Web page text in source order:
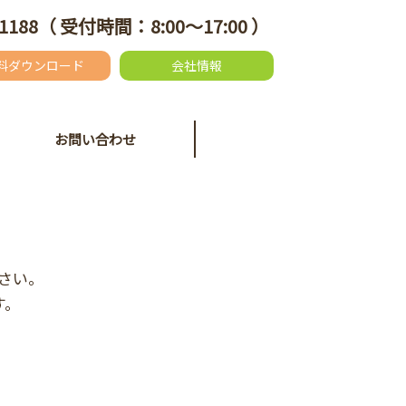
（ 受付時間：8:00～17:00 ）
ダウンロード 会社情報
お問い合わせ
。